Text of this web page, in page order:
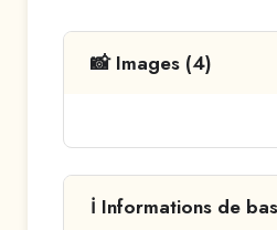
📸 Images (4)
ℹ️ Informations de